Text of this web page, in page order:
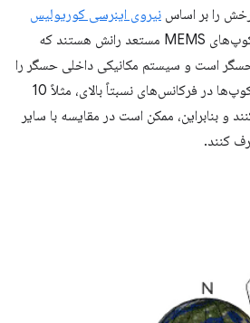
را بر اساس نیروی اینرسی کوریولیس
اندازه‌گیری می‌کنند. ژیروسکوپ‌های MEMS مستعد رانش هستند که
است و سیستم مکانیکی داخلی حسگر را
تغییر شکل می‌دهد. ژیروسکوپ‌ها در فرکانس‌های نسبتاً بالای، مثلاً 10
و بنابراین، ممکن است در مقایسه با سایر
کنند.